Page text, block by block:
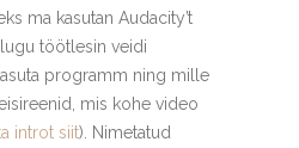
ma kasutan Audacity’t
töötlesin veidi
programm ning mille
mis kohe video
introt siit). Nimetatud